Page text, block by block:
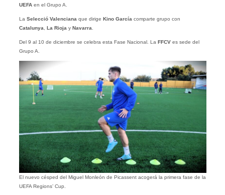
UEFAen el Grupo A.
La Selecció Valenciana que dirige Kino García comparte grupo con
Catalunya
La Rioja y Navarra
Del 9 al 10 de diciembre se celebra esta Fase Nacional. La FFCVes sede del
Grupo A.
El nuevo césped del Miguel Monleón de Picassent acogerá la primera fase de la
UEFA Regions’ Cup.